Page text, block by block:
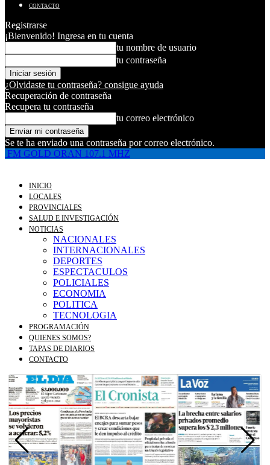
CONTACTO
Registrarse
¡Bienvenido! Ingresa en tu cuenta
tu nombre de usuario
tu contraseña
¿Olvidaste tu contraseña? consigue ayuda
Recuperación de contraseña
Recupera tu contraseña
tu correo electrónico
Se te ha enviado una contraseña por correo electrónico.
FM GOLD ORAN 107.1 MHZ
INICIO
LOCALES
PROVINCIALES
SALUD E INVESTIGACIÓN
NOTICIAS
NACIONALES
INTERNACIONALES
DEPORTES
ESPECTACULOS
POLICIALES
ECONOMIA
POLITICA
TECNOLOGIA
PROGRAMACIÓN
QUIENES SOMOS?
TAPAS DE DIARIOS
CONTACTO